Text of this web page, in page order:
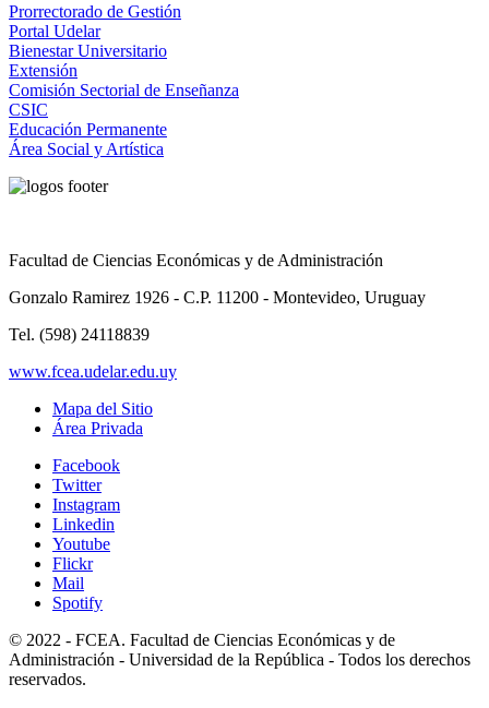
Prorrectorado de Gestión
Portal Udelar
Bienestar Universitario
Extensión
Comisión Sectorial de Enseñanza
CSIC
Educación Permanente
Área Social y Artística
Facultad de Ciencias Económicas y de Administración
Gonzalo Ramirez 1926 - C.P. 11200 - Montevideo, Uruguay
Tel. (598) 24118839
www.fcea.udelar.edu.uy
Mapa del Sitio
Área Privada
Facebook
Twitter
Instagram
Linkedin
Youtube
Flickr
Mail
Spotify
© 2022 - FCEA. Facultad de Ciencias Económicas y de
Administración - Universidad de la República - Todos los derechos
reservados.